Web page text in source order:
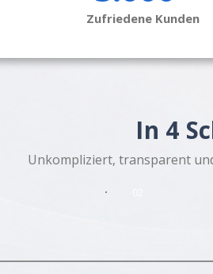
Zufriedene Kunden
In 4
Unkompliziert, transparent